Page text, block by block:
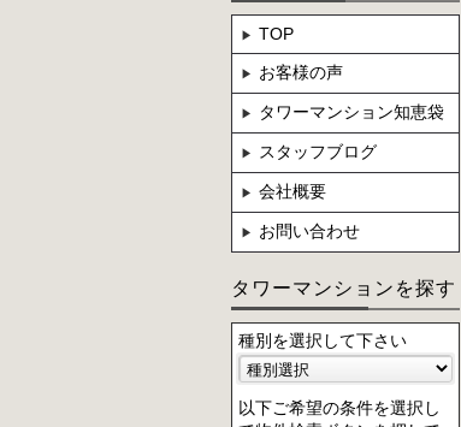
TOP
お客様の声
タワーマンション知恵袋
スタッフブログ
会社概要
お問い合わせ
タワーマンションを探す
種別を選択して下さい
以下ご希望の条件を選択し